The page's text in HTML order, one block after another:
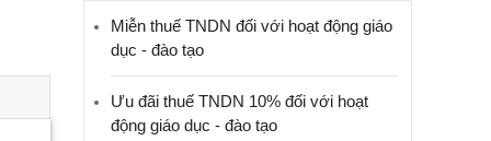
Miễn thuế TNDN đối với hoạt động giáo
dục - đào tạo
Ưu đãi thuế TNDN 10% đối với hoạt
động giáo dục - đào tạo